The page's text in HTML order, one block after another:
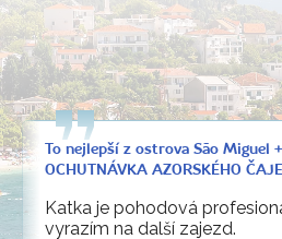
To nejlepší z ostrova São Miguel
OCHUTNÁVKA AZORSKÉHO
Katka je pohodová
vyrazím na další zajezd.